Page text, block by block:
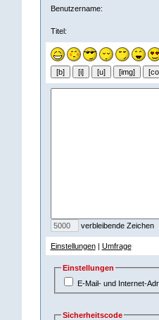
Benutzername:
Titel:
verbleibende Zeichen
Einstellungen| Umfrage
Einstellungen
E-Mail- und Internet-
Sicherheitscode